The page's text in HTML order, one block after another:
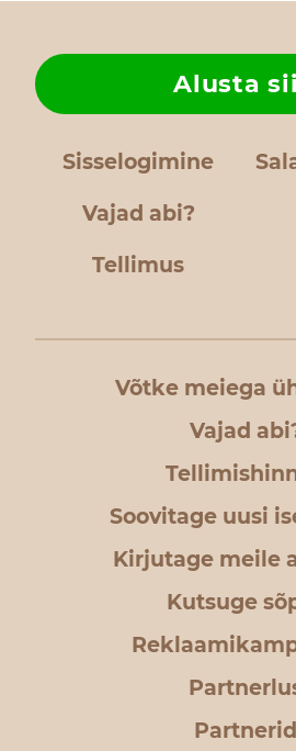
Sisselogimine
Vajad abi?
Alusta
Tellimus
Võtke meiega
Vajad
Soovitage uusi
Kirjutage meile
Kutsuge
Partnerid